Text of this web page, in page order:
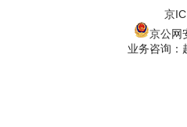
京
京公网
业务咨询：